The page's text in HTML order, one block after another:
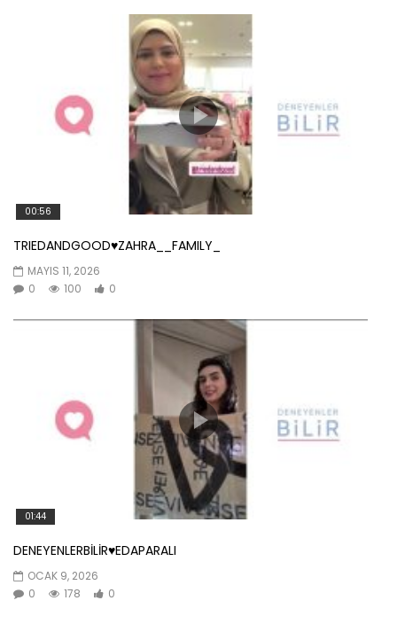
00:56
TRIEDANDGOOD♥️ZAHRA__FAMILY_
MAYIS 11, 2026
0
100 0
01:44
DENEYENLERBİLİR♥️EDAPARALI
OCAK 9, 2026
0
178 0